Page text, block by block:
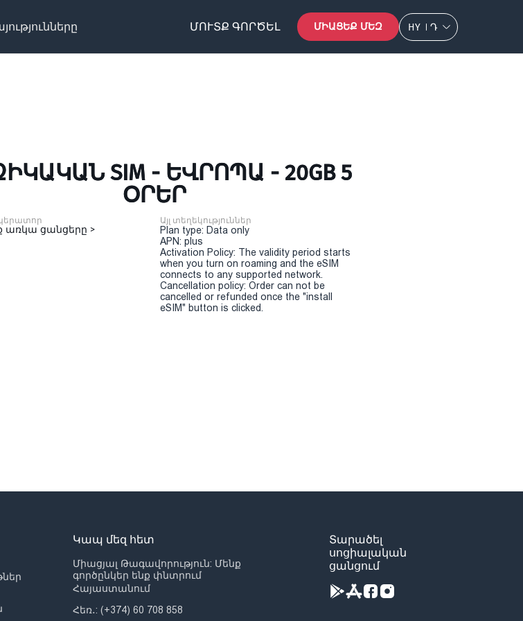
ՄՈՒՏՔ ԳՈՐԾԵԼ ՄԻԱՑԵՔ ՄԵԶ HY Դ
SIM - ԵՎՐՈՊԱ - 20GB 5
ՕՐԵՐ
առկա ցանցերը >
Այլ տեղեկություններ
Plan type: Data only
APN: plus
Activation Policy: The validity period starts
when you turn on roaming and the eSIM
connects to any supported network.
Cancellation policy: Order can not be
cancelled or refunded once the "install
eSIM" button is clicked.
Կապ մեզ հետ
Միացյալ Թագավորություն: Մենք
գործընկեր ենք փնտրում
Հայաստանում
Հեռ․: (+374) 60 708 858
Տարածել
սոցիալական
ցանցում